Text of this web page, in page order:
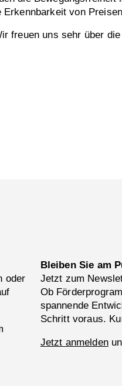
von
freuen uns sehr über
oder
Bleiben Sie am
Jetzt zum
Ob
spannende
Schritt voraus.
Jetzt anmelden